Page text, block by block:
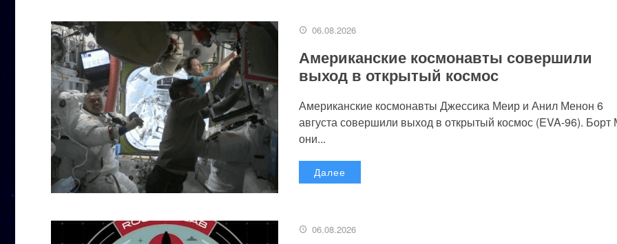
06.08.2026
Американские космонавты совершили
выход в открытый космос
Американские космонавты Джессика Меир и Анил Менон 6
августа совершили выход в открытый космос (EVA-96).
они...
Далее
06.08.2026